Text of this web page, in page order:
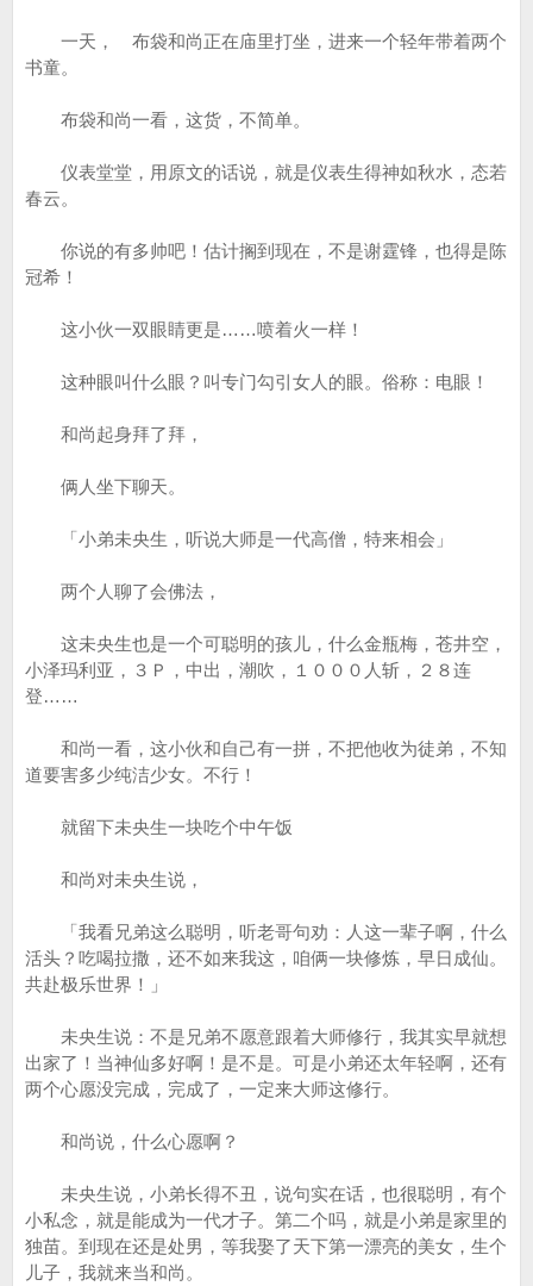
一天， 布袋和尚正在庙里打坐，进来一个轻年带着两个
书童。
布袋和尚一看，这货，不简单。
仪表堂堂，用原文的话说，就是仪表生得神如秋水，态若
春云。
你说的有多帅吧！估计搁到现在，不是谢霆锋，也得是陈
冠希！
这小伙一双眼睛更是……喷着火一样！
这种眼叫什么眼？叫专门勾引女人的眼。俗称：电眼！
和尚起身拜了拜，
俩人坐下聊天。
「小弟未央生，听说大师是一代高僧，特来相会」
两个人聊了会佛法，
这未央生也是一个可聪明的孩儿，什么金瓶梅，苍井空，
小泽玛利亚，３Ｐ，中出，潮吹，１０００人斩，２８连
登……
和尚一看，这小伙和自己有一拼，不把他收为徒弟，不知
道要害多少纯洁少女。不行！
就留下未央生一块吃个中午饭
和尚对未央生说，
「我看兄弟这么聪明，听老哥句劝：人这一辈子啊，什么
活头？吃喝拉撒，还不如来我这，咱俩一块修炼，早日成仙。
共赴极乐世界！」
未央生说：不是兄弟不愿意跟着大师修行，我其实早就想
出家了！当神仙多好啊！是不是。可是小弟还太年轻啊，还有
两个心愿没完成，完成了，一定来大师这修行。
和尚说，什么心愿啊？
未央生说，小弟长得不丑，说句实在话，也很聪明，有个
小私念，就是能成为一代才子。第二个吗，就是小弟是家里的
独苗。到现在还是处男，等我娶了天下第一漂亮的美女，生个
儿子，我就来当和尚。